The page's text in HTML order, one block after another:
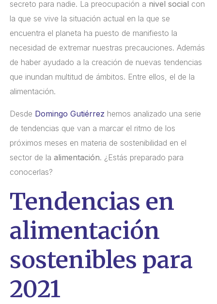
secreto para nadie. La preocupación a nivel social con
la que se vive la situación actual en la que se
encuentra el planeta ha puesto de manifiesto la
necesidad de extremar nuestras precauciones. Además
de haber ayudado a la creación de nuevas tendencias
que inundan multitud de ámbitos. Entre ellos, el de la
alimentación.
Desde Domingo Gutiérrez hemos analizado una serie
de tendencias que van a marcar el ritmo de los
próximos meses en materia de sostenibilidad en el
sector de la alimentación. ¿Estás preparado para
conocerlas?
Tendencias en
alimentación
sostenibles para
2021